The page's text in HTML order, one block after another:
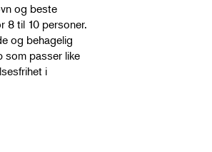
og beste
8 til 10 personer.
og behagelig
som passer like
i